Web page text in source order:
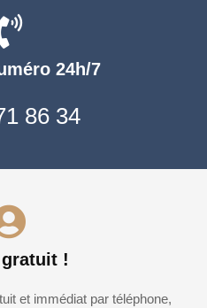
24h/7
86 34
!
et immédiat par téléphone,